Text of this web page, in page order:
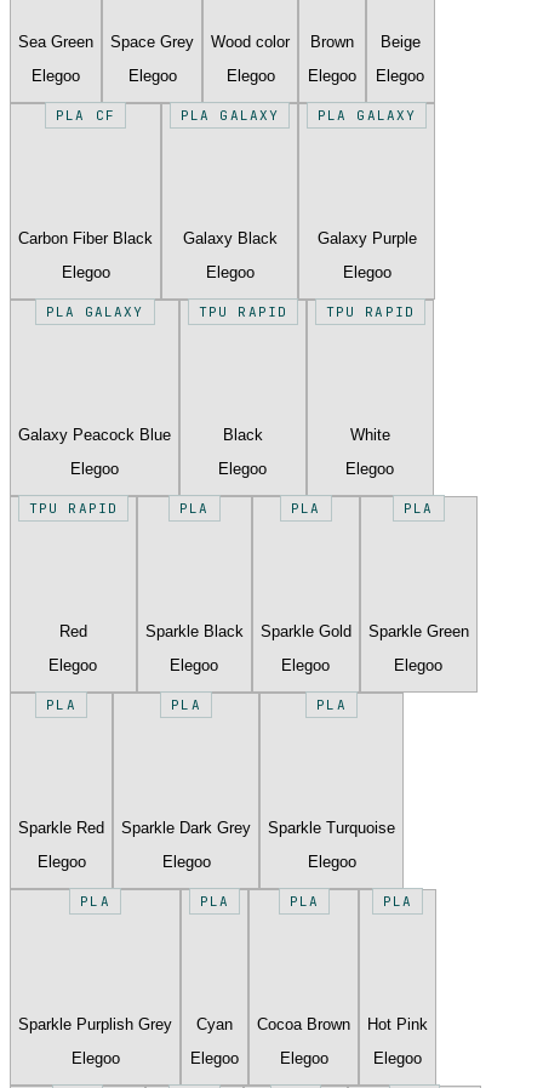
Sea Green
Elegoo
Space Grey
Elegoo
Wood color
Elegoo
Brown
Elegoo
Beige
Elegoo
PLA CF
Carbon Fiber Black
Elegoo
PLA GALAXY
Galaxy Black
Elegoo
PLA GALAXY
Galaxy Purple
Elegoo
PLA GALAXY
Galaxy Peacock Blue
Elegoo
TPU RAPID
Black
Elegoo
TPU RAPID
White
Elegoo
TPU RAPID
Red
Elegoo
PLA
Sparkle Black
Elegoo
PLA
Sparkle Gold
Elegoo
PLA
Sparkle Green
Elegoo
PLA
Sparkle Red
Elegoo
PLA
Sparkle Dark Grey
Elegoo
PLA
Sparkle Turquoise
Elegoo
PLA
Sparkle Purplish Grey
Elegoo
PLA
Cyan
Elegoo
PLA
Cocoa Brown
Elegoo
PLA
Hot Pink
Elegoo